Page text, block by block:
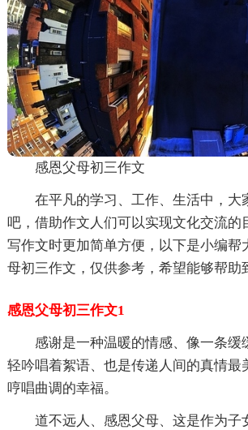
感恩父母初三作文
在平凡的学习、工作、生活中，大
吧，借助作文人们可以实现文化交流的
写作文时更加简单方便，以下是小编帮
母初三作文，仅供参考，希望能够帮助
感恩父母初三作文1
感谢是一种温暖的情感、像一条缓
轻吟唱着絮语、也是传递人间的真情最
哼唱曲调的幸福。
道不远人、感恩父母、这是作为子